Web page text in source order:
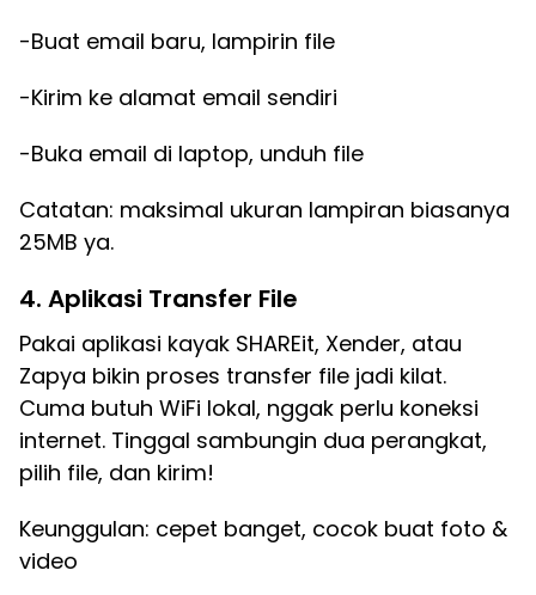
-Buat email baru, lampirin file
-Kirim ke alamat email sendiri
-Buka email di laptop, unduh file
Catatan: maksimal ukuran lampiran biasanya
25MB ya.
4. Aplikasi Transfer File
Pakai aplikasi kayak SHAREit, Xender, atau
Zapya bikin proses transfer file jadi kilat.
Cuma butuh WiFi lokal, nggak perlu koneksi
internet. Tinggal sambungin dua perangkat,
pilih file, dan kirim!
Keunggulan: cepet banget, cocok buat foto &
video